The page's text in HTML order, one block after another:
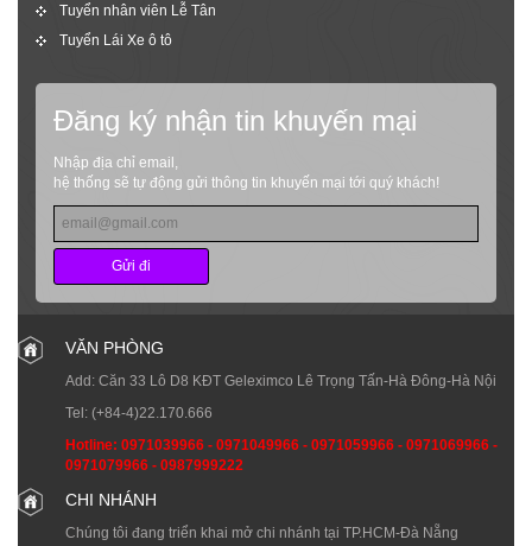
Tuyển nhân viên Lễ Tân
Tuyển Lái Xe ô tô
Đăng ký nhận tin khuyến mại
Nhập địa chỉ email,
hệ thống sẽ tự động gửi thông tin khuyến mại tới quý khách!
Gửi đi
VĂN PHÒNG
Add: Căn 33 Lô D8 KĐT Geleximco Lê Trọng Tấn-Hà Đông-Hà Nội
Tel: (+84-4)22.170.666
Hotline: 0971039966 - 0971049966 - 0971059966 - 0971069966 -
0971079966 - 0987999222
CHI NHÁNH
Chúng tôi đang triển khai mở chi nhánh tại TP.HCM-Đà Nẵng